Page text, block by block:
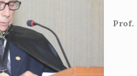
Prof.